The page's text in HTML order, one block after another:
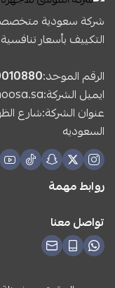
شركة سعودية متخصصة
التكييف بأسعار
الرقم الموحد:
ايميل الشركة:
عنوان الشركة:شارع
السعوديه
روابط مهمة
تواصل معنا